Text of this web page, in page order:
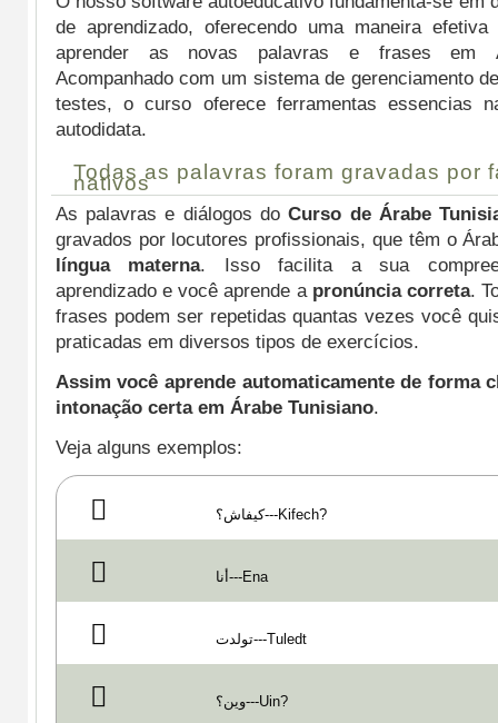
de aprendizado, oferecendo uma maneira
aprender as novas palavras e frases em
Acompanhado com um sistema de gerenciamento
testes, o curso oferece ferramentas essencias
autodidata.
Todas as palavras foram gravadas por
nativos
As palavras e diálogos doCurso de Árabe
gravados por locutores profissionais, que têm o
língua materna. Isso facilita a sua
aprendizado e você aprende a pronúncia correta.
frases podem ser repetidas quantas vezes você
praticadas em diversos tipos de exercícios.
Assim você aprende automaticamente de forma
intonação certa em Árabe Tunisiano.
Veja alguns exemplos:
كيفاش؟---Kifech?
أنا---Ena
تولدت---Tuledt
وين؟---Uin?